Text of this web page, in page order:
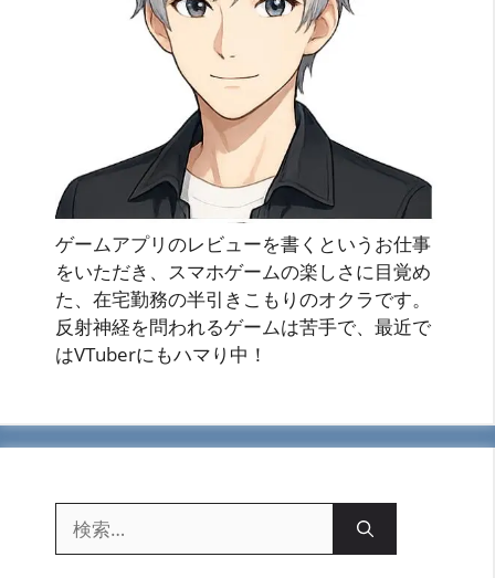
ゲームアプリのレビューを書くというお仕事
をいただき、スマホゲームの楽しさに目覚め
た、在宅勤務の半引きこもりのオクラです。
反射神経を問われるゲームは苦手で、最近で
はVTuberにもハマり中！
索: